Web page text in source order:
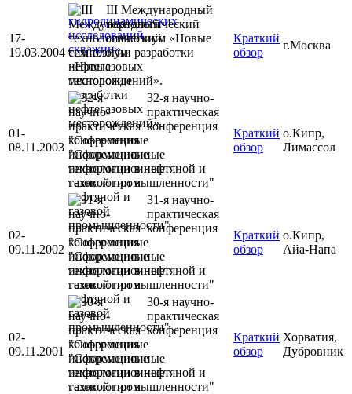
17-
19.03.2004
III Международный
технологический
симпозиум «Новые
технологии разработки
нефтегазовых
месторождений».
Краткий
обзор
г.Москва
01-
08.11.2003
32-я научно-
практическая
конференция
"Современные
информационные
технологии в нефтяной и
газовой промышленности"
Краткий
обзор
о.Кипр,
Лимассол
02-
09.11.2002
31-я научно-
практическая
конференция
"Современные
информационные
технологии в нефтяной и
газовой промышленности"
Краткий
обзор
о.Кипр,
Айа-Напа
02-
09.11.2001
30-я научно-
практическая
конференция
"Современные
информационные
технологии в нефтяной и
газовой промышленности"
Краткий
обзор
Хорватия,
Дубровник